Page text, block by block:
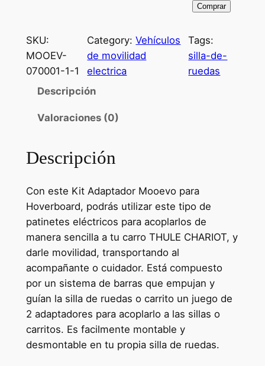
o
r
i
l
e
r
a
:
2
8
0
a
s
:
1
9
6
,
0
0
Comprar
SKU:
MOOEV-
070001-1-1
Category:Vehículos
de movilidad
electrica
Tags:
silla-de-
ruedas
Descripción
Valoraciones (0)
Descripción
Con este Kit Adaptador Mooevo para
Hoverboard, podrás utilizar este tipo de
patinetes eléctricos para acoplarlos de
manera sencilla a tu carro THULE CHARIOT, y
darle movilidad, transportando al
acompañante o cuidador. Está compuesto
por un sistema de barras que empujan y
guían la silla de ruedas o carrito un juego de
2 adaptadores para acoplarlo a las sillas o
carritos. Es facilmente montable y
desmontable en tu propia silla de ruedas.